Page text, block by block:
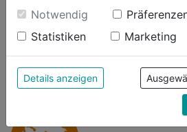
Einwilligung werden die Daten
unter anderem auch in den
Durch Klick auf "Alle Cookies
der Verwendung aller Cookies
anzeigen" findest du alle Infos
unterschiedlichen Cookies,
Konfigurieren" kannst du
du zulassen möchtest und
Notwendig
Statistiken
Marketing
Details anzeigen